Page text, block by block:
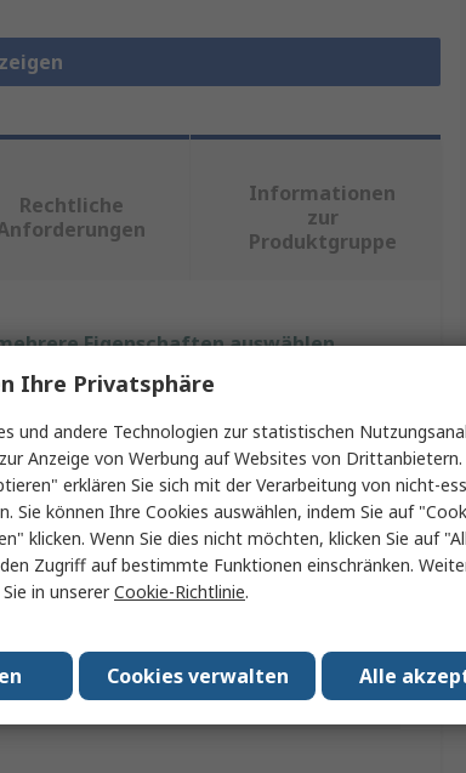
Rechtliche
Informationen
zur
Produktgruppe
Eigenschaften auswählen.
Ihre Privatsphäre
und andere Technologien zur statistischen
Anzeige von Werbung auf Websites von
erklären Sie sich mit der Verarbeitung von nicht-
Sie können Ihre Cookies auswählen, indem Sie auf
klicken. Wenn Sie dies nicht möchten, klicken Sie auf
Zugriff auf bestimmte Funktionen einschränken.
in unsererCookie-Richtlinie.
Alle
Cookies verwalten